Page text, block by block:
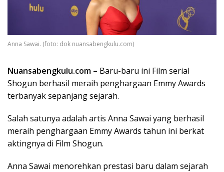
Anna Sawai. (foto: dok nuansabengkulu.com)
Nuansabengkulu.com – Baru-baru ini Film serial
Shogun berhasil meraih penghargaan Emmy Awards
terbanyak sepanjang sejarah.
Salah satunya adalah artis Anna Sawai yang berhasil
meraih penghargaan Emmy Awards tahun ini berkat
aktingnya di Film Shogun.
Anna Sawai menorehkan prestasi baru dalam sejarah